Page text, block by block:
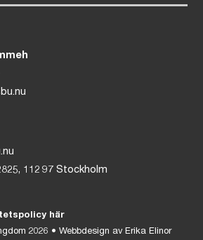
112 97 Stockholm
här
2026 • Webbdesign avErika Elinor